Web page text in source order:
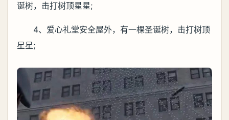
诞树，击打树顶星星;
4、爱心礼堂安全屋外，有一棵圣诞树，击打树顶
星星;